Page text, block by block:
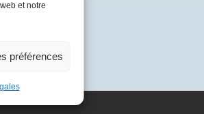
et notre
préférences
:G.B. 1985